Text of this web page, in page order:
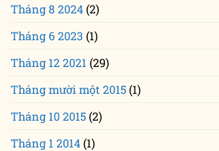
Tháng 8 2024(2)
Tháng 6 2023 (1)
Tháng 12 2021 (29)
Tháng mười một 2015(1)
Tháng 10 2015(2)
Tháng 1 2014(1)